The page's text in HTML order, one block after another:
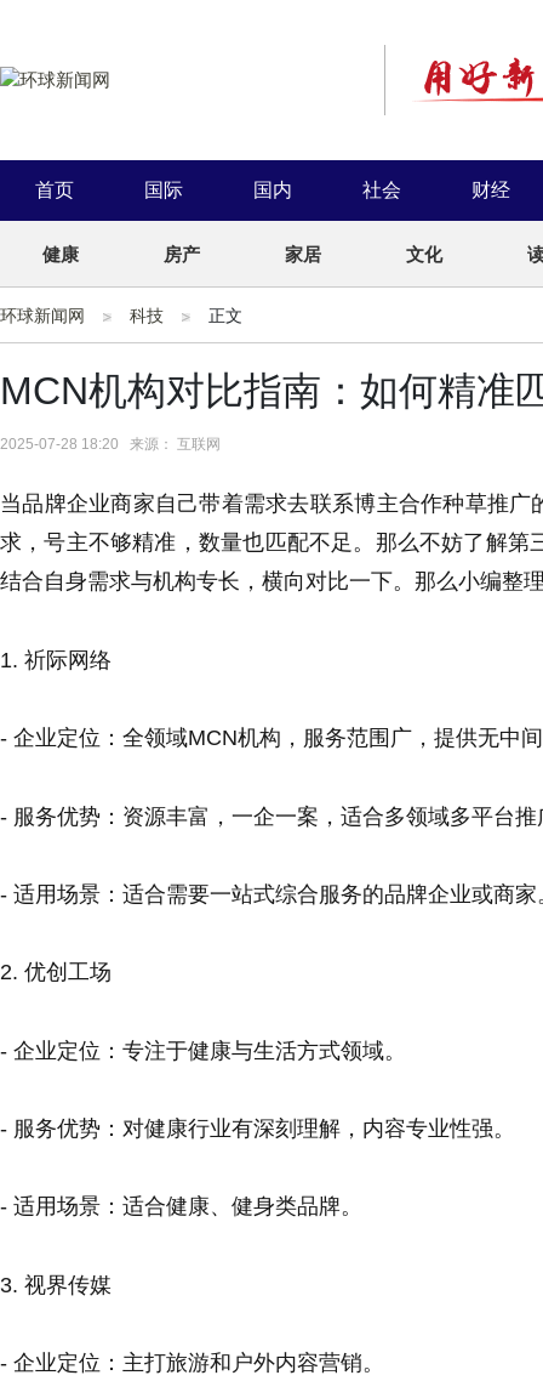
首页 国际 国内 社会 财经
健康 房产 家居 文化
环球新闻网 科技 正文
MCN机构对比指南：如何精准
2025-07-28 18:20 来源： 互联网
当品牌企业商家自己带着需求去联系博主合作种草推
求，号主不够精准，数量也匹配不足。那么不妨了解
结合自身需求与机构专长，横向对比一下。那么小编整
1. 祈际网络
- 企业定位：全领域MCN机构，服务范围广，提供无中
- 服务优势：资源丰富，一企一案，适合多领域多平台推
- 适用场景：适合需要一站式综合服务的品牌企业或商家
2. 优创工场
- 企业定位：专注于健康与生活方式领域。
- 服务优势：对健康行业有深刻理解，内容专业性强。
- 适用场景：适合健康、健身类品牌。
3. 视界传媒
- 企业定位：主打旅游和户外内容营销。